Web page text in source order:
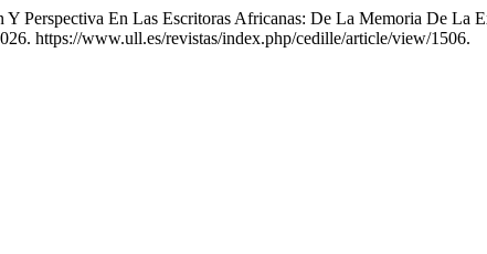
Y Perspectiva En Las Escritoras Africanas: De La Memoria De La
https://www.ull.es/revistas/index.php/cedille/article/view/1506.